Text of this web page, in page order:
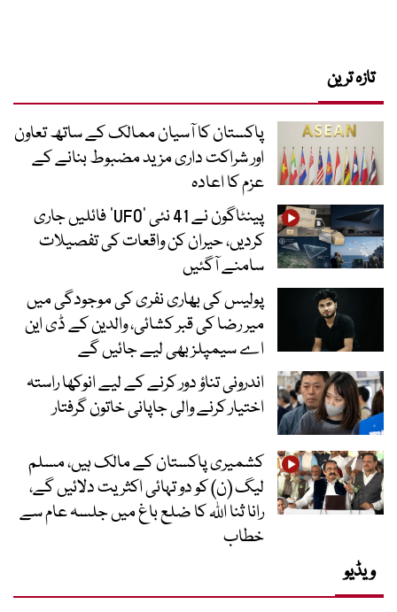
تازہ ترین
پاکستان کا آسیان ممالک کے ساتھ تعاون
اور شراکت داری مزید مضبوط بنانے کے
عزم کا اعادہ
پینٹاگون نے 41 نئی ’UFO‘ فائلیں جاری
کردیں، حیران کن واقعات کی تفصیلات
سامنے آگئیں
پولیس کی بھاری نفری کی موجودگی میں
میر رضا کی قبر کشائی، والدین کے ڈی این
اے سیمپلز بھی لیے جائیں گے
اندرونی تناؤ دور کرنے کے لیے انوکھا راستہ
اختیار کرنے والی جاپانی خاتون گرفتار
کشمیری پاکستان کے مالک ہیں، مسلم
لیگ (ن) کو دو تہائی اکثریت دلائیں گے،
رانا ثنا اللہ کا ضلع باغ میں جلسہ عام سے
خطاب
ویڈیو